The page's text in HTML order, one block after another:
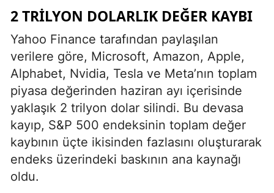
2 TRILYON DOLARLIK DEĞER KAYBI
Yahoo Finance tarafından paylaşılan
verilere göre, Microsoft, Amazon, Apple,
Alphabet, Nvidia, Tesla ve Meta’nın toplam
piyasa değerinden haziran ayı içerisinde
yaklaşık 2 trilyon dolar silindi. Bu devasa
kayıp, S&P 500 endeksinin toplam değer
kaybının üçte ikisinden fazlasını oluşturarak
endeks üzerindeki baskının ana kaynağı
oldu.